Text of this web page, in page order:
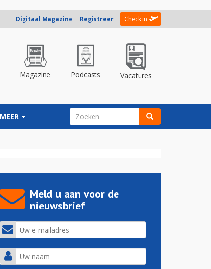
Digitaal Magazine Registreer Check in
Magazine Podcasts Vacatures
MEER ZOEKVELD
Meld u aan voor de
nieuwsbrief